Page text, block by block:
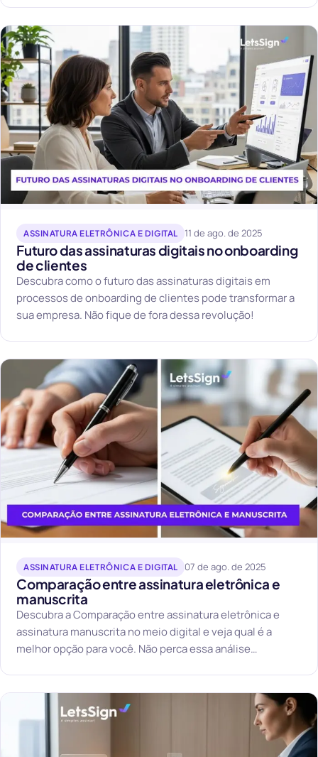
ASSINATURA ELETRÔNICA E DIGITAL 11 de ago. de 2025
Futuro das assinaturas digitais no onboarding
de clientes
Descubra como o futuro das assinaturas digitais em
processos de onboarding de clientes pode transformar a
sua empresa. Não fique de fora dessa revolução!
ASSINATURA ELETRÔNICA E DIGITAL 07 de ago. de 2025
Comparação entre assinatura eletrônica e
manuscrita
Descubra a Comparação entre assinatura eletrônica e
assinatura manuscrita no meio digital e veja qual é a
melhor opção para você. Não perca essa análise